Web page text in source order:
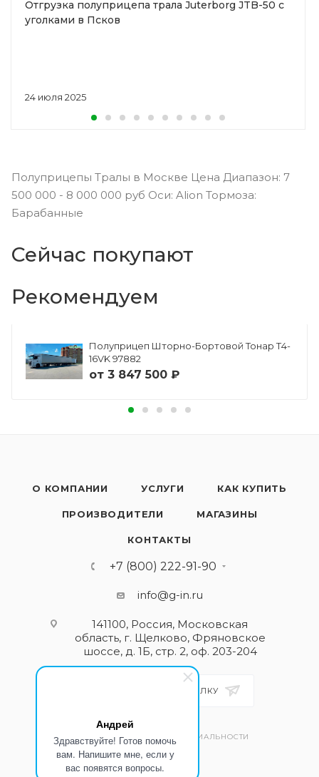
Андрей
Здравствуйте! Готов помочь
вам. Напишите мне, если у
вас появятся вопросы.
24 июля 2025
Отгрузка полуприцепа трала Juterborg JTB-50 с
уголками в Псков
Полуприцепы Тралы в Москве Цена Диапазон: 7
500 000 - 8 000 000 руб Оси: Alion Тормоза:
Барабанные
Сейчас покупают
Рекомендуем
Полуприцеп Шторно-Бортовой Тонар Т4-
16VK 97882
от 3 847 500 ₽
О КОМПАНИИ УСЛУГИ КАК КУПИТЬ
ПРОИЗВОДИТЕЛИ МАГАЗИНЫ
КОНТАКТЫ
+7 (800) 222-91-90
info@g-in.ru
141100, Россия, Московская
область, г. Щелково, Фряновское
шоссе, д. 1Б, стр. 2, оф. 203-204
ПОДПИСАТЬСЯ НА РАССЫЛКУ
ПОЛИТИКА КОНФИДЕНЦИАЛЬНОСТИ